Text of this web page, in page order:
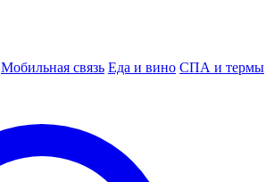
Мобильная связь Еда и вино СПА и термы